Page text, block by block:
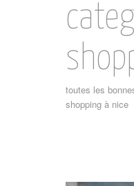
toutes les
shopping à nice